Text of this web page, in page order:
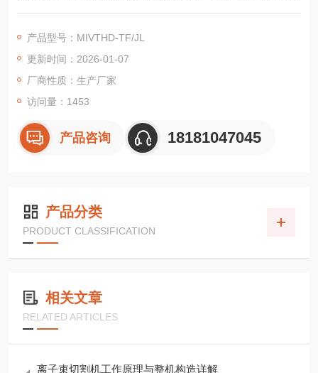
封圈设计， 转移样品前利用样品杆前端的O圈缩回 杆体内部实现
出进行透射电镜观察。
产品型号：MIVTHD-TF/JL
更新时间：2026-01-07
厂商性质：生产厂家
访问量：1453
产品咨询 18181047045
产品分类
PRODUCT CLASSIFICATION
相关文章
RELATED ARTICLES
离子束切割机工作原理与整机构造详解